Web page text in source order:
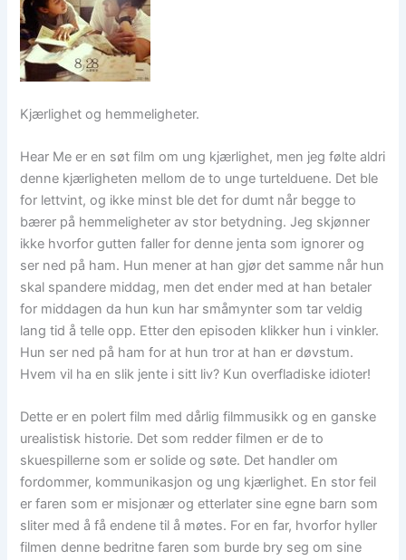
Kjærlighet og hemmeligheter.
Hear Me er en søt film om ung kjærlighet, men jeg følte aldri
denne kjærligheten mellom de to unge turtelduene. Det ble
for lettvint, og ikke minst ble det for dumt når begge to
bærer på hemmeligheter av stor betydning. Jeg skjønner
ikke hvorfor gutten faller for denne jenta som ignorer og
ser ned på ham. Hun mener at han gjør det samme når hun
skal spandere middag, men det ender med at han betaler
for middagen da hun kun har småmynter som tar veldig
lang tid å telle opp. Etter den episoden klikker hun i vinkler.
Hun ser ned på ham for at hun tror at han er døvstum.
Hvem vil ha en slik jente i sitt liv? Kun overfladiske idioter!
Dette er en polert film med dårlig filmmusikk og en ganske
urealistisk historie. Det som redder filmen er de to
skuespillerne som er solide og søte. Det handler om
fordommer, kommunikasjon og ung kjærlighet. En stor feil
er faren som er misjonær og etterlater sine egne barn som
sliter med å få endene til å møtes. For en far, hvorfor hyller
filmen denne bedritne faren som burde bry seg om sine